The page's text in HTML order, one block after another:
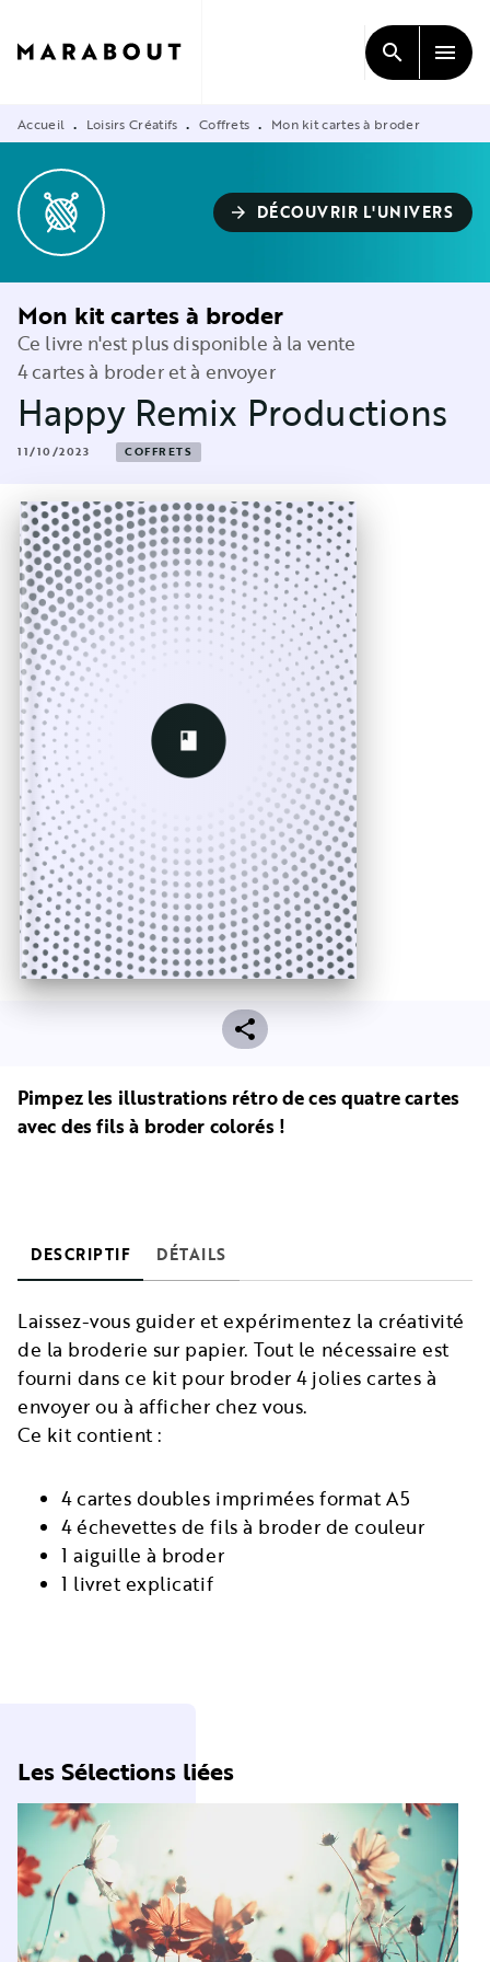
CONTENU
search menu
Accueil • Loisirs Créatifs • Coffrets • Mon kit cartes à broder
arrow_forward DÉCOUVRIR L'UNIVERS
Mon kit cartes à broder
Ce livre n'est plus disponible à la vente
4 cartes à broder et à envoyer
Happy Remix Productions
11/10/2023 COFFRETS
Pimpez les illustrations rétro de ces quatre cartes
avec des fils à broder colorés !
DESCRIPTIF DÉTAILS
Laissez-vous guider et expérimentez la créativité
de la broderie sur papier. Tout le nécessaire est
fourni dans ce kit pour broder 4 jolies cartes à
envoyer ou à afficher chez vous.
Ce kit contient :
4 cartes doubles imprimées format A5
4 échevettes de fils à broder de couleur
1 aiguille à broder
1 livret explicatif
Les Sélections liées